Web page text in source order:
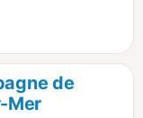
de
Mer